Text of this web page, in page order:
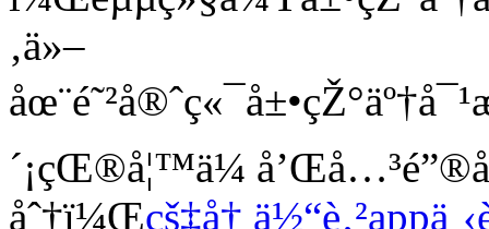
‚ä»–
´¡çŒ®å¦™ä¼
åˆ†ï¼Œçš‡å†